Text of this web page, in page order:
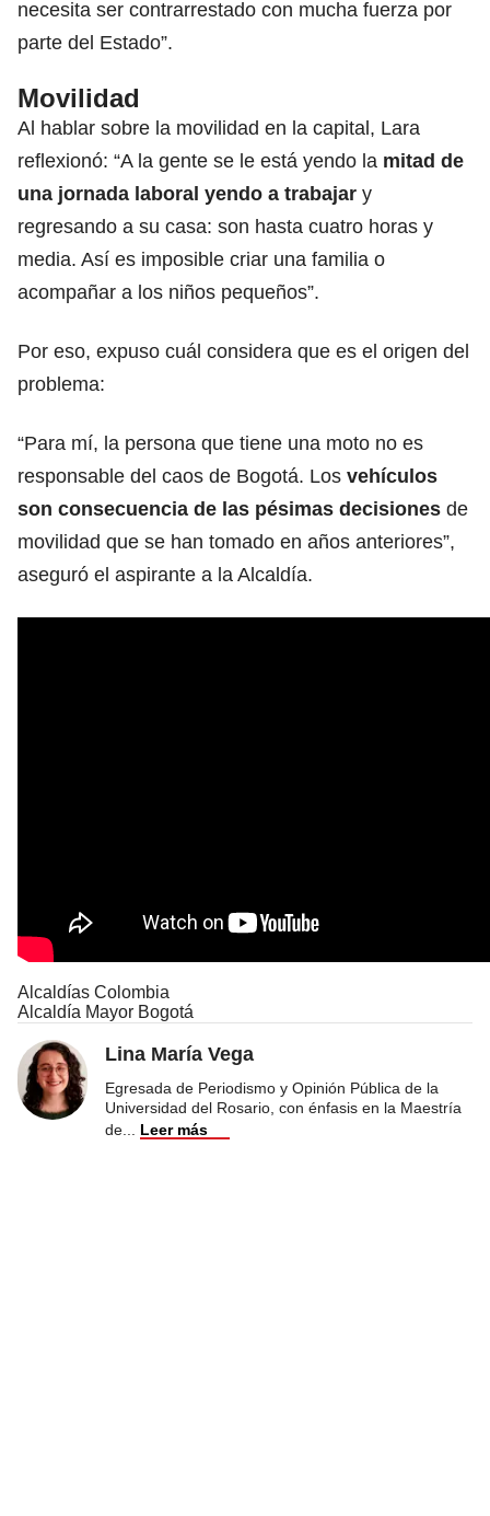
necesita ser contrarrestado con mucha fuerza por
parte del Estado”.
Movilidad
Al hablar sobre la movilidad en la capital, Lara
reflexionó: “A la gente se le está yendo la mitad de
una jornada laboral yendo a trabajar y
regresando a su casa: son hasta cuatro horas y
media. Así es imposible criar una familia o
acompañar a los niños pequeños”.
Por eso, expuso cuál considera que es el origen del
problema:
“Para mí, la persona que tiene una moto no es
responsable del caos de Bogotá. Los vehículos
son consecuencia de las pésimas decisiones de
movilidad que se han tomado en años anteriores”,
aseguró el aspirante a la Alcaldía.
Alcaldías Colombia
Alcaldía Mayor Bogotá
Lina María Vega
Egresada de Periodismo y Opinión Pública de la
Universidad del Rosario, con énfasis en la Maestría
de
Leer más